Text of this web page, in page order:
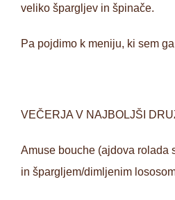
veliko špargljev in špinače.
Pa pojdimo k meniju, ki sem
VEČERJA V NAJBOLJŠI
Amuse bouche (ajdova rolada
in špargljem/dimljenim